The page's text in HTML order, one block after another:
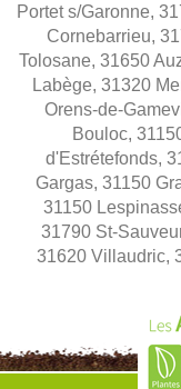
Portet s/Garonne,
Cornebarrieu,
Tolosane, 31650
Labège, 31320
Orens-de-
Bouloc,
d'Estrétefonds,
Gargas, 31150
31150
31790 St-
31620 Villaudric,